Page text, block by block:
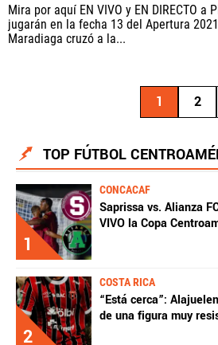
Mira por aquí EN VIVO y EN DIRECTO a
jugarán en la fecha 13 del Apertura
Maradiaga cruzó a la...
1 2
TOP FÚTBOL
1
CONCACAF
Saprissa vs. Alianza
VIVO la Copa
2
COSTA RICA
“Está cerca”:
de una figura muy